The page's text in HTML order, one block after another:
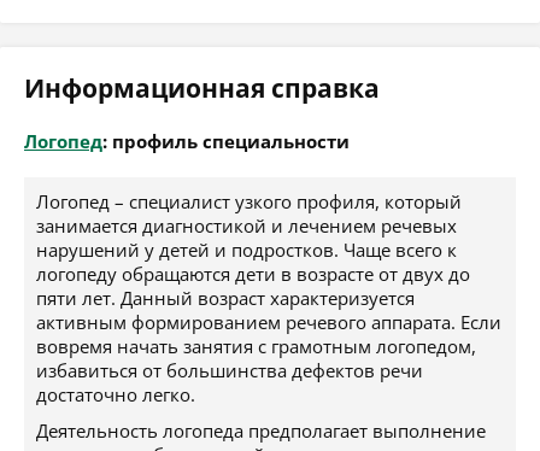
Информационная справка
Логопед: профиль специальности
Логопед – специалист узкого профиля, который
занимается диагностикой и лечением речевых
нарушений у детей и подростков. Чаще всего к
логопеду обращаются дети в возрасте от двух до
пяти лет. Данный возраст характеризуется
активным формированием речевого аппарата. Если
вовремя начать занятия с грамотным логопедом,
избавиться от большинства дефектов речи
достаточно легко.
Деятельность логопеда предполагает выполнение